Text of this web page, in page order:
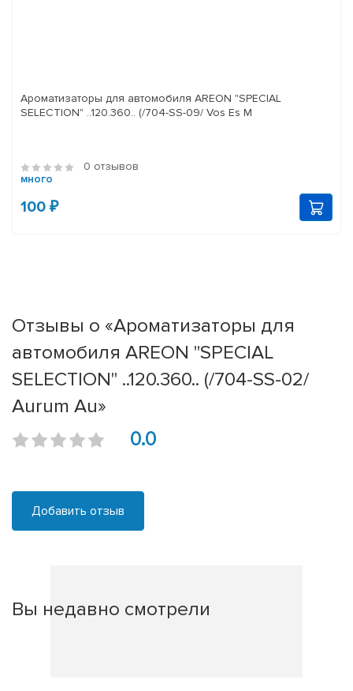
Ароматизаторы для автомобиля AREON "SPECIAL
SELECTION" ..120.360.. (/704-SS-09/ Vos Es M
0 отзывов
много
100 ₽
Отзывы о «Ароматизаторы для
автомобиля AREON "SPECIAL
SELECTION" ..120.360.. (/704-SS-02/
Aurum Au»
0.0
Добавить отзыв
Вы недавно смотрели